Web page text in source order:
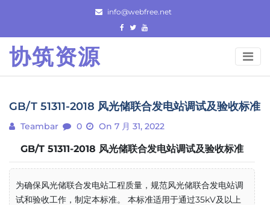
content
info@webfree.net
协筑资源
GB/T 51311-2018 风光储联合发电站调试及验收标准
Teambar 0 On 7 月 31, 2022
GB/T 51311-2018 风光储联合发电站调试及验收标准
为确保风光储联合发电站工程质量，规范风光储联合发电站调
试和验收工作，制定本标准。 本标准适用于通过35kV及以上